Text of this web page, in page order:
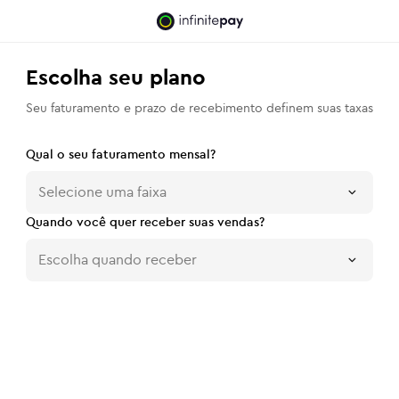
Escolha seu plano
Seu faturamento e prazo de recebimento definem suas taxas
Qual o seu faturamento mensal?
Selecione uma faixa
Quando você quer receber suas vendas?
Escolha quando receber